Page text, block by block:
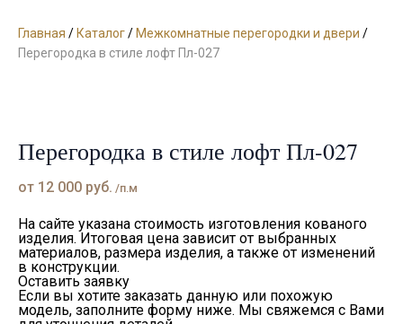
Главная /Каталог/Межкомнатные перегородки и двери /
Перегородка в стиле лофт Пл-027
Перегородка в стиле лофт Пл-027
от 12 000 руб. /п.м
На сайте указана стоимость изготовления кованого
изделия. Итоговая цена зависит от выбранных
материалов, размера изделия, а также от изменений
в конструкции.
Оставить заявку
Если вы хотите заказать данную или похожую
модель, заполните форму ниже. Мы свяжемся с Вами